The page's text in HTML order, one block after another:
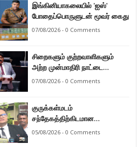
இங்கினியாகலையில் 'ஐஸ்'
போதைப்பொருளுடன் மூவர் கைது
07/08/2026 - 0 Comments
சிறைகளும் குற்றவாளிகளும்
அற்ற முன்மாதிரி நாட்டை
உருவாக்குவதே அரசாங்கத்தின்
07/08/2026 - 0 Comments
குருக்கள்மடம்
சந்தேகத்திற்கிடமான
மனிதப்புதைகுழி தொடர்பான
05/08/2026 - 0 Comments